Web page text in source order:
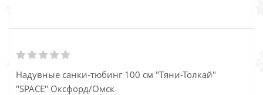
Надувные санки-тюбинг 100 см "Тяни-Толкай"
"SPACE" Оксфорд/Омск